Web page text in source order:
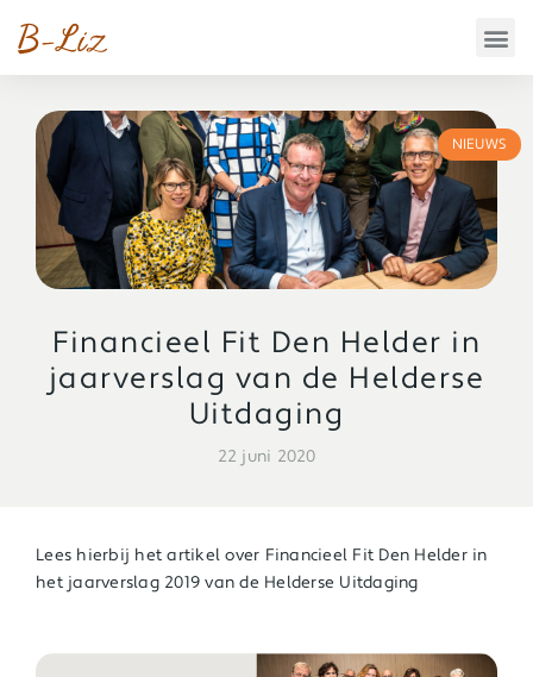
NIEUWS
Financieel Fit Den Helder in
jaarverslag van de Helderse
Uitdaging
22 juni 2020
Lees hierbij het artikel over Financieel Fit Den Helder in
het jaarverslag 2019 van de Helderse Uitdaging